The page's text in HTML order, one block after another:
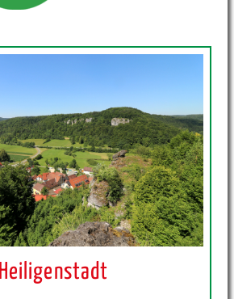
Heiligenstadt